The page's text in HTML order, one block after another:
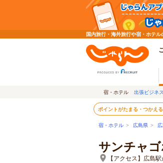
国内旅行・海外旅行や宿・ホテ
宿・ホテル 出張ビジネス
ポイントがたまる・つかえる
宿・ホテル > 広島県 >
サンチャ
【アクセス】広島